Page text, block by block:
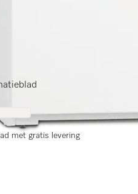
4* vriesvak voor
Energielabel
met gratis levering